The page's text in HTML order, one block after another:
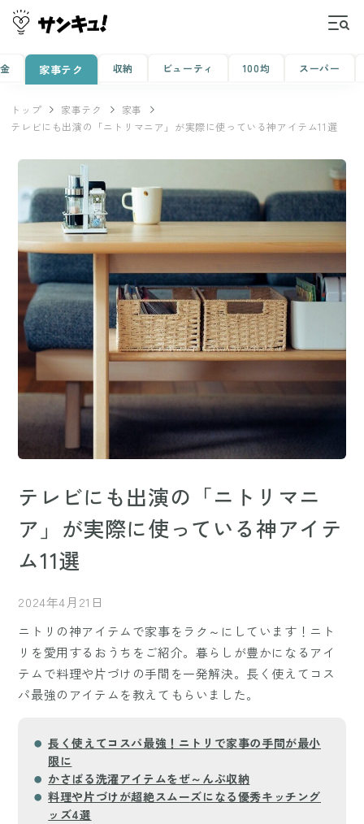
家事テク 収納 ビューティ 100均 スーパー
トップ 家事テク
家事
テレビにも出演の「ニトリマニア」が実際に使っている神アイテム11選
テレビにも出演の「ニトリマニ
ア」が実際に使っている神アイテ
ム11選
2024年4月21日
ニトリの神アイテムで家事をラク～にしています！ニト
リを愛用するおうちをご紹介。暮らしが豊かになるアイ
テムで料理や片づけの手間を一発解決。長く使えてコス
パ最強のアイテムを教えてもらいました。
長く使えてコスパ最強！ニトリで家事の手間が最小
限に
かさばる洗濯アイテムをぜ～んぶ収納
料理や片づけが超絶スムーズになる優秀キッチング
ッズ4選